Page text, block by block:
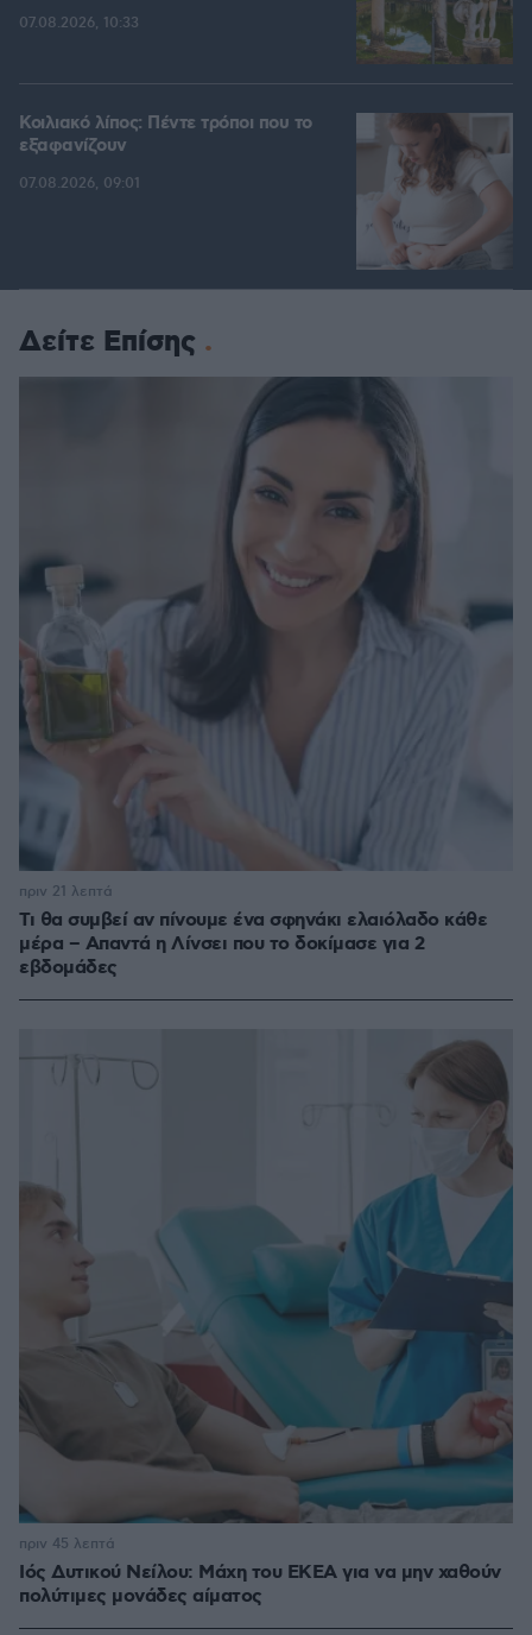
07.08.2026, 10:33
Κοιλιακό λίπος: Πέντε τρόποι που το
εξαφανίζουν
07.08.2026, 09:01
Δείτε Επίσης
Τι θα συμβεί αν πίνουμε ένα σφηνάκι ελαιόλαδο κάθε
μέρα – Απαντά η Λίνσει που το δοκίμασε για 2
εβδομάδες
πριν 21 λεπτά
Ιός Δυτικού Νείλου: Μάχη του ΕΚΕΑ για να μην χαθούν
πολύτιμες μονάδες αίματος
πριν 45 λεπτά